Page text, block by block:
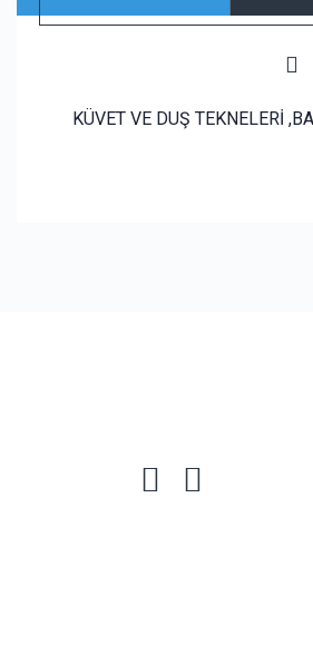
KÜVET VE DUŞ TEKNELERİ